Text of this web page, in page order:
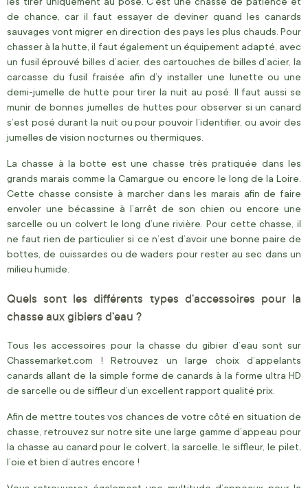
de chance, car il faut essayer de deviner quand les canards
sauvages vont migrer en direction des pays les plus chauds. Pour
chasser à la hutte, il faut également un équipement adapté, avec
un fusil éprouvé billes d’acier, des cartouches de billes d’acier, la
carcasse du fusil fraisée afin d’y installer une lunette ou une
demi-jumelle de hutte pour tirer la nuit au posé. Il faut aussi se
munir de bonnes jumelles de huttes pour observer si un canard
s’est posé durant la nuit ou pour pouvoir l’identifier, ou avoir des
jumelles de vision nocturnes ou thermiques.
La chasse à la botte est une chasse très pratiquée dans les
grands marais comme la Camargue ou encore le long de la Loire.
Cette chasse consiste à marcher dans les marais afin de faire
envoler une bécassine à l’arrêt de son chien ou encore une
sarcelle ou un colvert le long d’une rivière. Pour cette chasse, il
ne faut rien de particulier si ce n’est d’avoir une bonne paire de
bottes, de cuissardes ou de waders pour rester au sec dans un
milieu humide.
Quels sont les différents types d’accessoires pour la
chasse aux gibiers d’eau ?
Tous les accessoires pour la chasse du gibier d’eau sont sur
Chassemarket.com ! Retrouvez un large choix d’appelants
canards allant de la simple forme de canards à la forme ultra HD
de sarcelle ou de siffleur d’un excellent rapport qualité prix.
Afin de mettre toutes vos chances de votre côté en situation de
chasse, retrouvez sur notre site une large gamme d’appeau pour
la chasse au canard pour le colvert, la sarcelle, le siffleur, le pilet,
l’oie et bien d’autres encore !